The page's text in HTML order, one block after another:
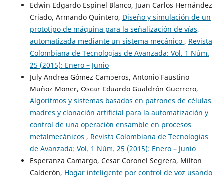
Edwin Edgardo Espinel Blanco, Juan Carlos Hernández
Criado, Armando Quintero, Diseño y simulación de un
prototipo de máquina para la señalización de vías,
automatizada mediante un sistema mecánico , Revista
Colombiana de Tecnologias de Avanzada: Vol. 1 Núm.
25 (2015): Enero – Junio
July Andrea Gómez Camperos, Antonio Faustino
Muñoz Moner, Oscar Eduardo Gualdrón Guerrero,
Algoritmos y sistemas basados en patrones de células
madres y clonación artificial para la automatización y
control de una operación ensamble en procesos
metalmecánicos , Revista Colombiana de Tecnologias
de Avanzada: Vol. 1 Núm. 25 (2015): Enero – Junio
Esperanza Camargo, Cesar Coronel Segrera, Milton
Calderón, Hogar inteligente por control de voz usando